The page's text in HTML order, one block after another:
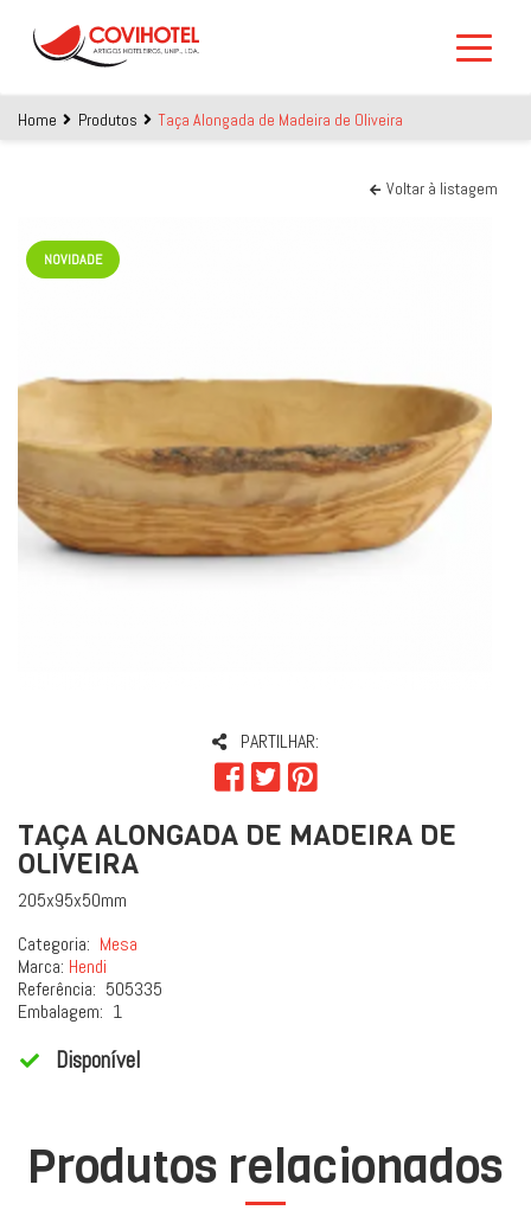
Home Produtos Taça Alongada de Madeira de Oliveira
Voltar à listagem
NOVIDADE
PARTILHAR:
TAÇA ALONGADA DE MADEIRA DE
OLIVEIRA
205x95x50mm
Categoria: Mesa
Marca: Hendi
Referência: 505335
Embalagem: 1
Disponível
Produtos relacionados